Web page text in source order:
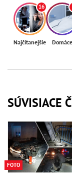
16
Najčítanejšie Domáce
SÚVISIACE
FOTO